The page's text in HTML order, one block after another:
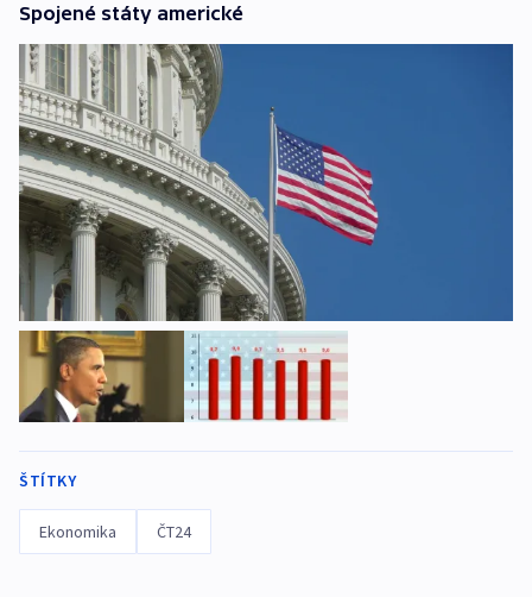
Spojené státy americké
ŠTÍTKY
Ekonomika ČT24